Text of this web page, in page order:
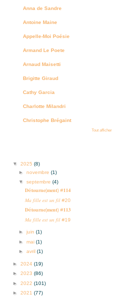
Anna de Sandre
Antoine Maine
Appelle-Moi Poésie
Armand Le Poete
Arnaud Maisetti
Brigitte Giraud
Cathy Garcia
Charlotte Milandri
Christophe Brégaint
Tout afficher
▼ 2025 (8)
► novembre (1)
▼ septembre (4)
𝐃é𝐭𝐨𝐮𝐫𝐧𝐞(𝐦𝐞𝐧𝐭) #𝟏𝟏𝟒
𝑀𝑎 𝑓𝑖𝑙𝑙𝑒 𝑒𝑠𝑡 𝑢𝑛 𝑓𝑖𝑙 #20
𝐃é𝐭𝐨𝐮𝐫𝐧𝐞(𝐦𝐞𝐧𝐭) #𝟏𝟏𝟑
𝑀𝑎 𝑓𝑖𝑙𝑙𝑒 𝑒𝑠𝑡 𝑢𝑛 𝑓𝑖𝑙 #19
► juin (1)
► mai (1)
► avril (1)
► 2024 (19)
► 2023 (86)
► 2022 (101)
► 2021 (77)